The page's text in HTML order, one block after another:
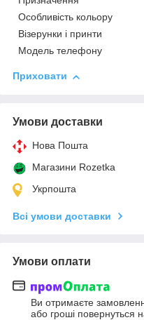
Особливість кольору
Візерунки і принти
Модель телефону
Приховати
Умови доставки
Нова Пошта
Магазини Rozetka
Укрпошта
Всі умови доставки
Умови оплати
Ви отримаєте
або гроші повернуться